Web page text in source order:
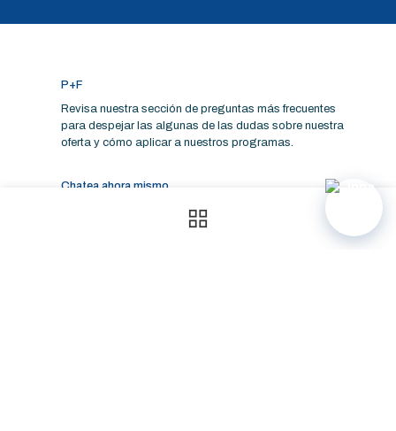
P+F
Revisa nuestra sección de preguntas más frecuentes
para despejar las algunas de las dudas sobre nuestra
oferta y cómo aplicar a nuestros programas.
Chatea ahora mismo
Consúltale a Inna, quien responderá la mayoría de
preguntas sobre nuestra oferta educativa